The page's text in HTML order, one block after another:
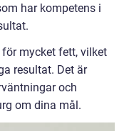
har kompetens i
mycket fett, vilket
resultat. Det är
och
om dina mål.